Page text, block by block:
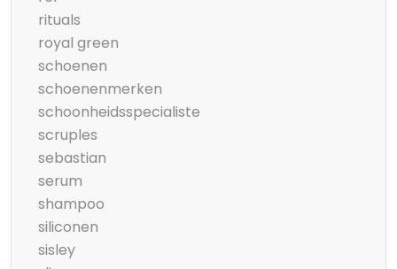
rituals
royal green
schoenen
schoenenmerken
schoonheidsspecialiste
scruples
sebastian
serum
shampoo
siliconen
sisley